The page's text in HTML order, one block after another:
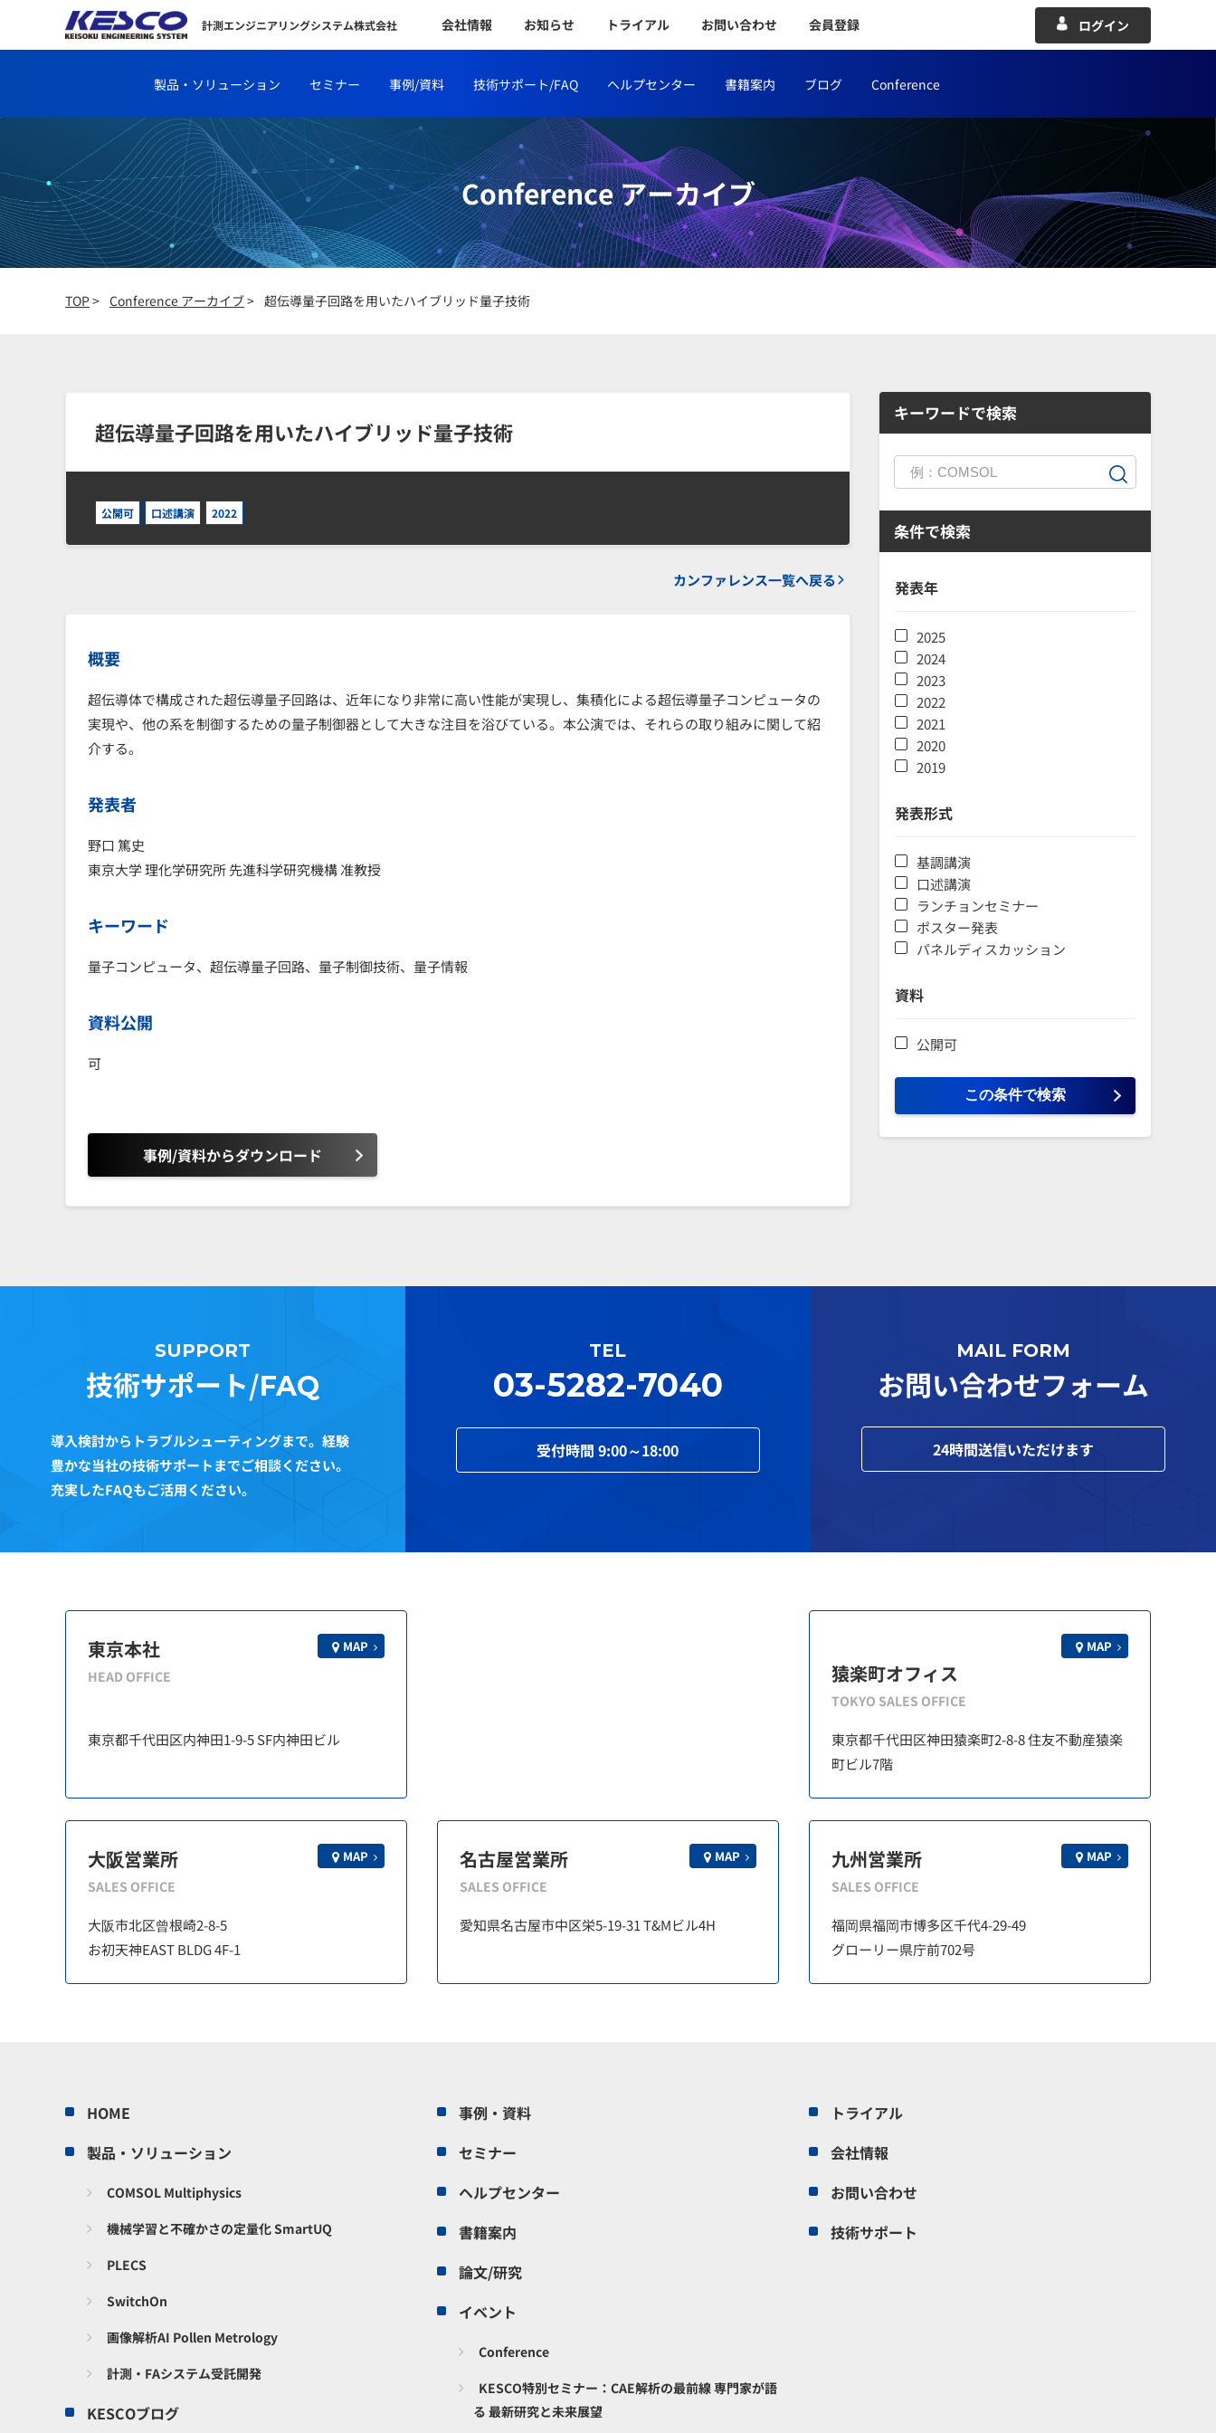
計測エンジニアリングシステム株式会社 会社情報 お知らせ トライアル お問い合わせ 会員登録 ログイン
製品・ソリューション セミナー 事例/資料 技術サポート/FAQ ヘルプセンター 書籍案内 ブログ Conference
Conference アーカイブ
TOP> Conference アーカイブ> 超伝導量子回路を用いたハイブリッド量子技術
超伝導量子回路を用いたハイブリッド量子技術
公開可 口述講演 2022
カンファレンス一覧へ戻る
概要
超伝導体で構成された超伝導量子回路は、近年になり非常に高い性能が実現し、集積化による超伝導量子コンピュータの
実現や、他の系を制御するための量子制御器として大きな注目を浴びている。本公演では、それらの取り組みに関して紹
介する。
発表者
野口 篤史
東京大学 理化学研究所 先進科学研究機構 准教授
キーワード
量子コンピュータ、超伝導量子回路、量子制御技術、量子情報
資料公開
可
事例/資料からダウンロード
キーワードで検索
条件で検索
発表年
2025
2024
2023
2022
2021
2020
2019
発表形式
基調講演
口述講演
ランチョンセミナー
ポスター発表
パネルディスカッション
資料
公開可
SUPPORT
技術サポート/FAQ
導入検討からトラブルシューティングまで。経験
豊かな当社の技術サポートまでご相談ください。
充実したFAQもご活用ください。
TEL
03-5282-7040
受付時間9:00～18:00
MAIL FORM
お問い合わせフォーム
24時間送信いただけます
東京本社
HEAD OFFICE
MAP
東京都千代田区内神田1-9-5 SF内神田ビル
猿楽町オフィス
TOKYO SALES OFFICE
MAP
東京都千代田区神田猿楽町2-8-8 住友不動産猿楽
町ビル7階
大阪営業所
SALES OFFICE
MAP
大阪市北区曾根崎2-8-5
お初天神EAST BLDG 4F-1
名古屋営業所
SALES OFFICE
MAP
愛知県名古屋市中区栄5-19-31 T&Mビル4H
九州営業所
SALES OFFICE
MAP
福岡県福岡市博多区千代4-29-49
グローリー県庁前702号
HOME
製品・ソリューション
COMSOL Multiphysics
機械学習と不確かさの定量化 SmartUQ
PLECS
SwitchOn
画像解析AI Pollen Metrology
計測・FAシステム受託開発
KESCOブログ
事例・資料
セミナー
ヘルプセンター
書籍案内
論文/研究
イベント
Conference
KESCO特別セミナー：CAE解析の最前線 専門家が語
る 最新研究と未来展望
トライアル
会社情報
お問い合わせ
技術サポート